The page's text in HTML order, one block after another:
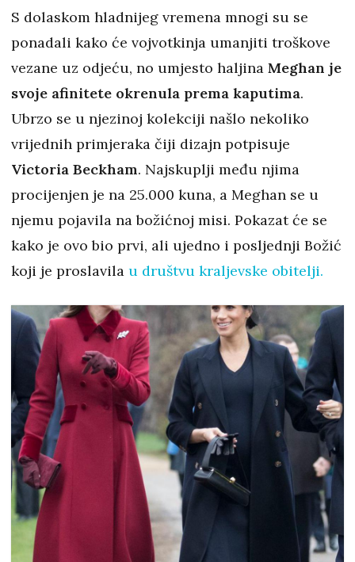
S dolaskom hladnijeg vremena mnogi su se
ponadali kako će vojvotkinja umanjiti troškove
vezane uz odjeću, no umjesto haljina Meghan je
svoje afinitete okrenula prema kaputima.
Ubrzo se u njezinoj kolekciji našlo nekoliko
vrijednih primjeraka čiji dizajn potpisuje
Victoria Beckham. Najskuplji među njima
procijenjen je na 25.000 kuna, a Meghan se u
njemu pojavila na božićnoj misi. Pokazat će se
kako je ovo bio prvi, ali ujedno i posljednji Božić
koji je proslavila u društvu kraljevske obitelji.